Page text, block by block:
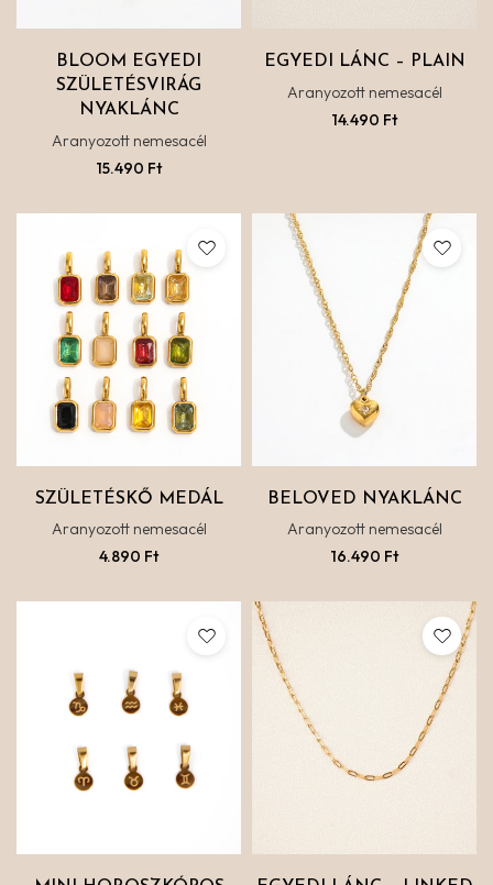
BLOOM EGYEDI
SZÜLETÉSVIRÁG
NYAKLÁNC
Aranyozott nemesacél
15.490 Ft
EGYEDI LÁNC – PLAIN
Aranyozott nemesacél
14.490 Ft
SZÜLETÉSKŐ MEDÁL
Aranyozott nemesacél
4.890 Ft
BELOVED NYAKLÁNC
Aranyozott nemesacél
16.490 Ft